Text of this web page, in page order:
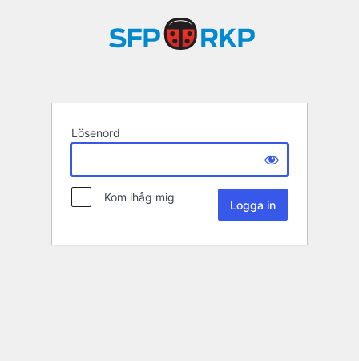
Lösenord
Kom ihåg mig